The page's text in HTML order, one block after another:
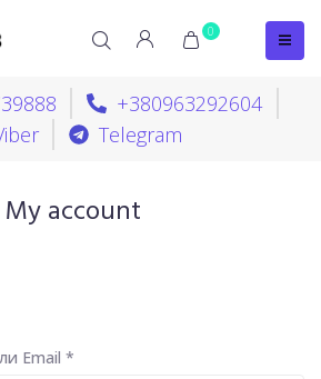
0
+380963292604
Telegram
My account
Email *